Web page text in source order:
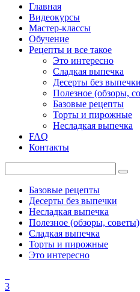
Главная
Видеокурсы
Мастер-классы
Обучение
Рецепты и все такое
Это интересно
Сладкая выпечка
Десерты без выпечки
Полезное (обзоры,
Базовые рецепты
Торты и пирожные
Несладкая выпечка
FAQ
Контакты
Базовые рецепты
Десерты без выпечки
Несладкая выпечка
Полезное (обзоры, советы)
Сладкая выпечка
Торты и пирожные
Это интересно
3